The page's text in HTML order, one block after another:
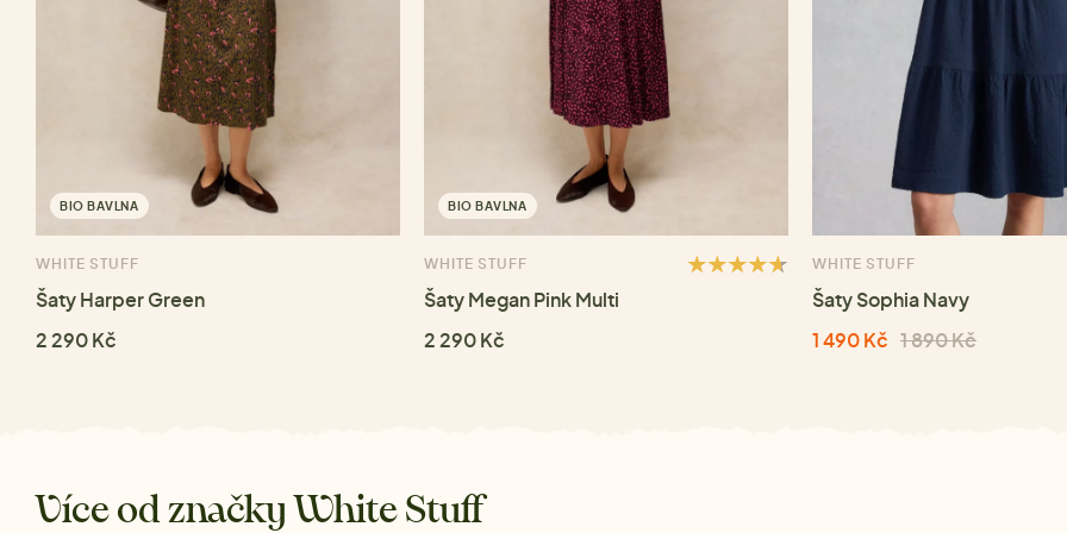
BIO BAVLNA
WHITE STUFF
Šaty Harper Green
2 290 Kč
BIO BAVLNA
WHITE STUFF
Šaty Megan Pink Multi
2 290 Kč
WHITE STUFF
Šaty Sophia Navy
1 490 Kč 1 890 Kč
Více od značky White Stuff